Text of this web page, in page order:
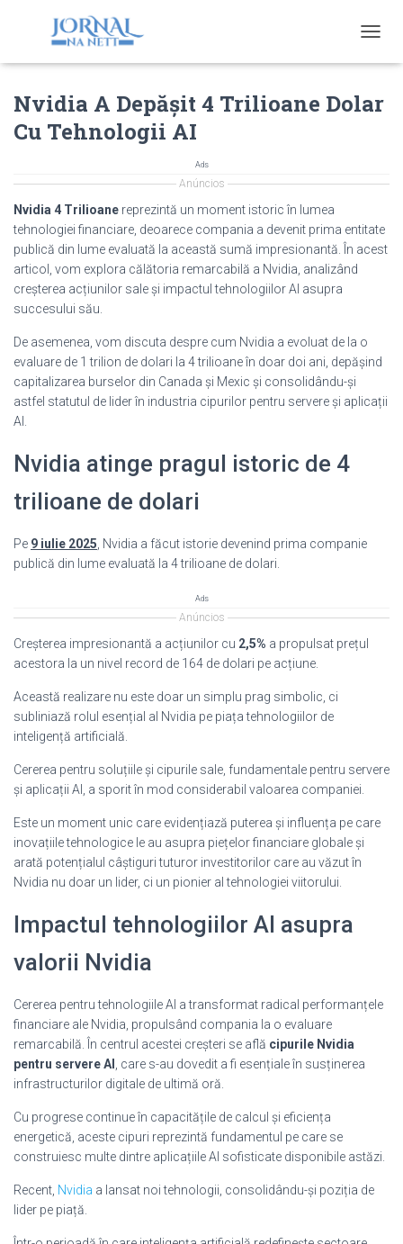
O
L
V
A
T
Nvidia A Depășit 4 Trilioane Dolar
Cu Tehnologii AI
Ads
Anúncios
Nvidia 4 Trilioane reprezintă un moment istoric în lumea
tehnologiei financiare, deoarece compania a devenit prima entitate
publică din lume evaluată la această sumă impresionantă. În acest
articol, vom explora călătoria remarcabilă a Nvidia, analizând
creșterea acțiunilor sale și impactul tehnologiilor AI asupra
succesului său.
De asemenea, vom discuta despre cum Nvidia a evoluat de la o
evaluare de 1 trilion de dolari la 4 trilioane în doar doi ani, depășind
capitalizarea burselor din Canada și Mexic și consolidându-și
astfel statutul de lider în industria cipurilor pentru servere și aplicații
AI.
Nvidia atinge pragul istoric de 4
trilioane de dolari
Pe 9 iulie 2025 , Nvidia a făcut istorie devenind prima companie
publică din lume evaluată la 4 trilioane de dolari.
Ads
Anúncios
Creșterea impresionantă a acțiunilor cu 2,5% a propulsat prețul
acestora la un nivel record de 164 de dolari pe acțiune.
Această realizare nu este doar un simplu prag simbolic, ci
subliniază rolul esențial al Nvidia pe piața tehnologiilor de
inteligență artificială.
Cererea pentru soluțiile și cipurile sale, fundamentale pentru servere
și aplicații AI, a sporit în mod considerabil valoarea companiei.
Este un moment unic care evidențiază puterea și influența pe care
inovațiile tehnologice le au asupra piețelor financiare globale și
arată potențialul câștiguri tuturor investitorilor care au văzut în
Nvidia nu doar un lider, ci un pionier al tehnologiei viitorului.
Impactul tehnologiilor AI asupra
valorii Nvidia
Cererea pentru tehnologiile AI a transformat radical performanțele
financiare ale Nvidia, propulsând compania la o evaluare
remarcabilă. În centrul acestei creșteri se află cipurile Nvidia
pentru servere AI
, care s-au dovedit a fi esențiale în susținerea
infrastructurilor digitale de ultimă oră.
Cu progrese continue în capacitățile de calcul și eficiența
energetică, aceste cipuri reprezintă fundamentul pe care se
construiesc multe dintre aplicațiile AI sofisticate disponibile astăzi.
Recent, Nvidia a lansat noi tehnologii, consolidându-și poziția de
lider pe piață.